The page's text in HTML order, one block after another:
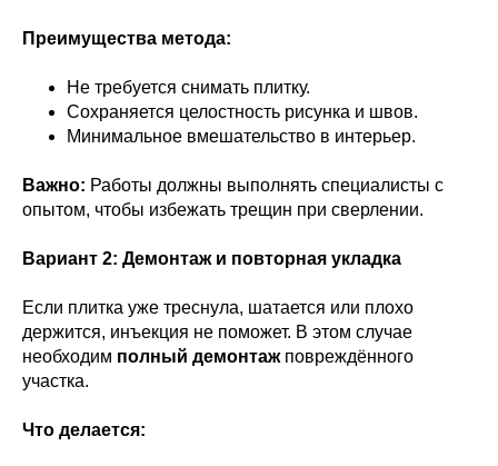
Преимущества метода:
Не требуется снимать плитку.
Сохраняется целостность рисунка и швов.
Минимальное вмешательство в интерьер.
Важно: Работы должны выполнять специалисты с
опытом, чтобы избежать трещин при сверлении.
Вариант 2: Демонтаж и повторная укладка
Если плитка уже треснула, шатается или плохо
держится, инъекция не поможет. В этом случае
необходим полный демонтажповреждённого
участка.
Что делается: